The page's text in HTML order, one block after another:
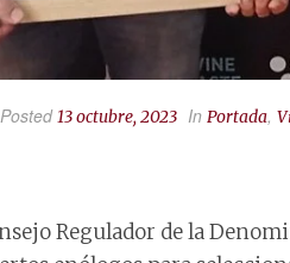
Posted13 octubre, 2023 In Portada,
Regulador de la